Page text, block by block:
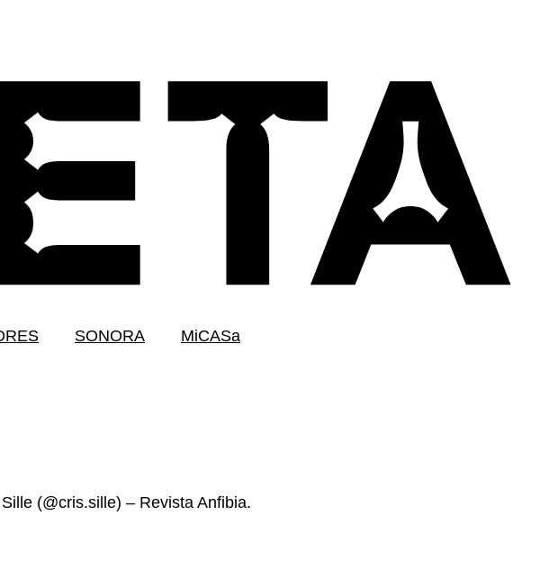
SONORA MiCASa
(@cris.sille) – Revista Anfibia.